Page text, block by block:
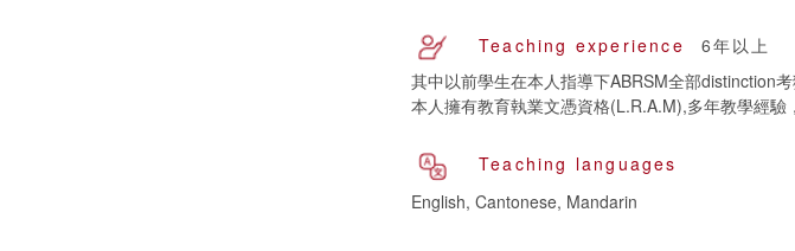
Teaching experience
6年以上
其中以前學生在本人指導下ABRSM全部distinction
本人擁有教育執業文憑資格(L.R.A.M),多年教學經驗
Teaching languages
English, Cantonese, Mandarin